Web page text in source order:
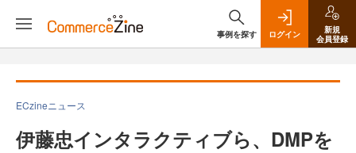
事例を探す ログイン
新規
会員登録
ECzineニュース
伊藤忠インタラクティブら、DMPを